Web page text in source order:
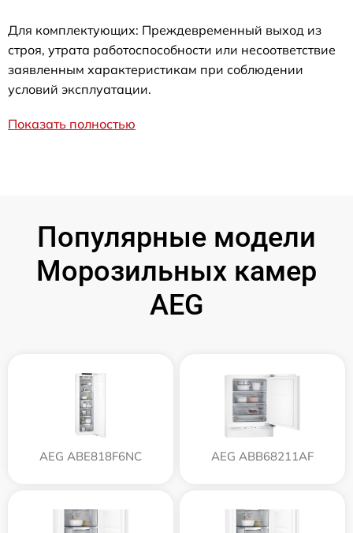
Для комплектующих: Преждевременный выход из
строя, утрата работоспособности или несоответствие
заявленным характеристикам при соблюдении
условий эксплуатации.
Показать полностью
Популярные модели
Морозильных камер
AEG
AEG ABE818F6NC AEG ABB68211AF